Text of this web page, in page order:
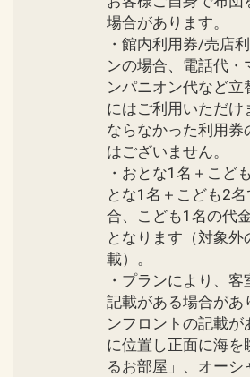
17842185
場合があります。
・館内利用券/売店
ンの場合、電話代・
ンパニオン代など
にはご利用いただけ
ならなかった利用券
はございません。
・おとな1名＋こど
とな1名＋こども2
合、こども1名の代
となります（対象
載）。
・プランにより、
記載がある場合があ
ンフロントの記載が
に位置し正面に海を
るお部屋」、オー